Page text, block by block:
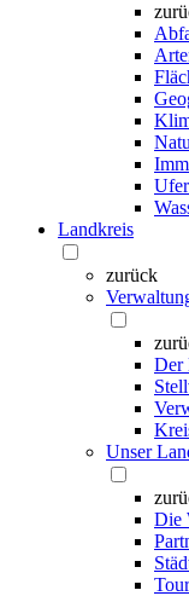
Landkreis
zurück
Der
Unser
Die